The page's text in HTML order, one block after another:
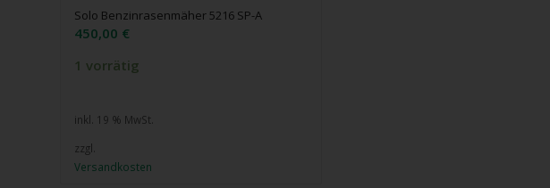
Solo Benzinrasenmäher 5216 SP-A
450,00 €
1 vorrätig
inkl. 19 % MwSt.
zzgl.
Versandkosten